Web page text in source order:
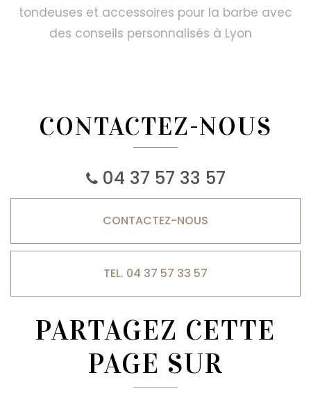
tondeuses et accessoires pour la barbe avec
des conseils personnalisés à Lyon
CONTACTEZ-NOUS
04 37 57 33 57
CONTACTEZ-NOUS
TEL. 04 37 57 33 57
PARTAGEZ CETTE
PAGE SUR